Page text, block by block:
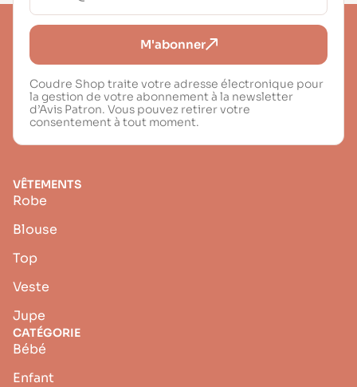
M'abonner
Coudre Shop traite votre adresse électronique pour
la gestion de votre abonnement à la newsletter
d’Avis Patron. Vous pouvez retirer votre
consentement à tout moment.
VÊTEMENTS
Robe
Blouse
Top
Veste
Jupe
CATÉGORIE
Bébé
Enfant